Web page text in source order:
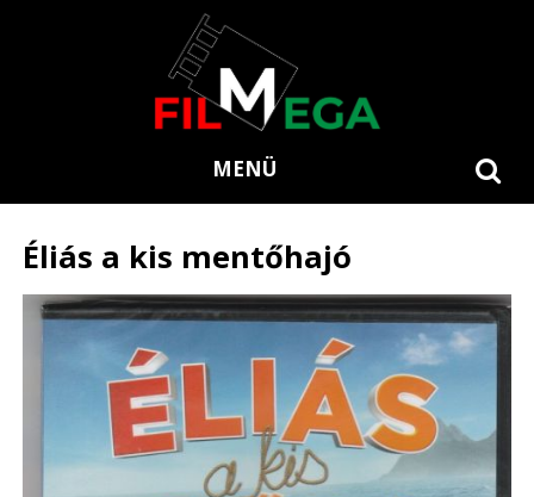
MENÜ
Éliás a kis mentőhajó